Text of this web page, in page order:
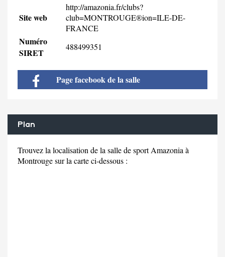
Site web
http://amazonia.fr/clubs?
club=MONTROUGE®ion=ILE-DE-
FRANCE
Numéro
SIRET
488499351
Page facebook de la salle
Plan
Trouvez la localisation de la salle de sport Amazonia à
Montrouge sur la carte ci-dessous :